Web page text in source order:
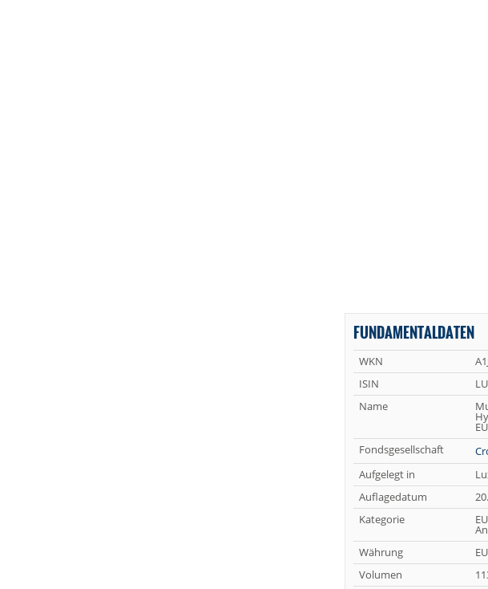
FUNDAMENTALDATEN
WKN
ISIN
Name
Fondsgesellschaft
Aufgelegt in
Auflagedatum
Kategorie
Währung
Volumen